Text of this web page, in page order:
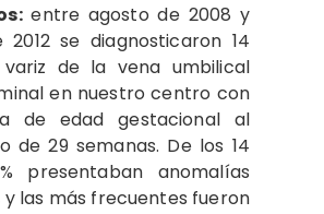
entre agosto de 2008 y
se diagnosticaron 14
de la vena umbilical
en nuestro centro con
de edad gestacional al
de 29 semanas. De los 14
presentaban anomalías
y las más frecuentes fueron